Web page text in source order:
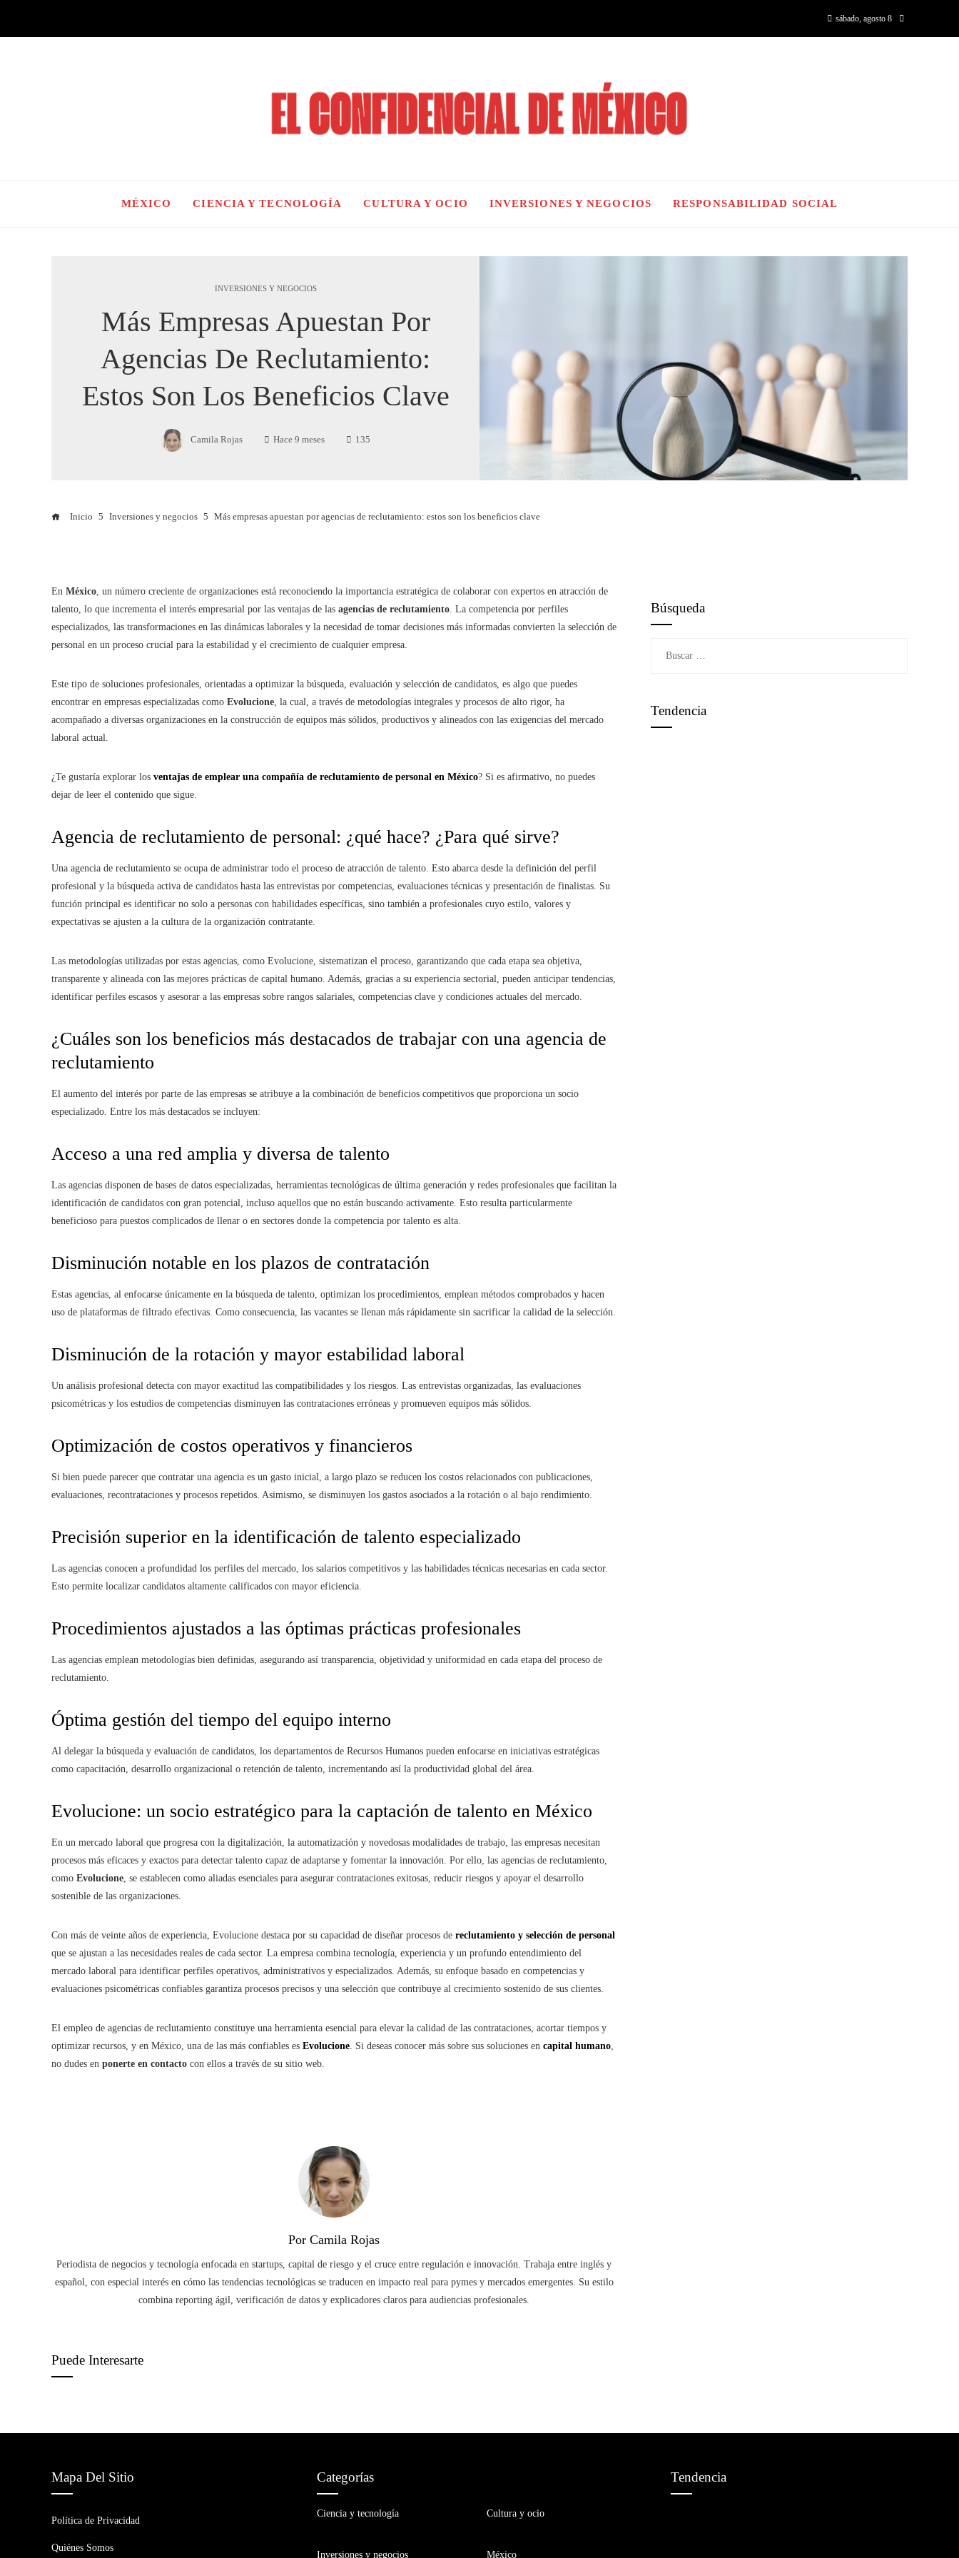
sábado, agosto 8
MÉXICO CIENCIA Y TECNOLOGÍA CULTURA Y OCIO INVERSIONES Y NEGOCIOS RESPONSABILIDAD SOCIAL
INVERSIONES Y NEGOCIOS
Más Empresas Apuestan Por
Agencias De Reclutamiento:
Estos Son Los Beneficios Clave
Camila Rojas Hace 9 meses 135
Inicio Inversiones y negocios Más empresas apuestan por agencias de reclutamiento: estos son los beneficios clave
En México, un número creciente de organizaciones está reconociendo la importancia estratégica de colaborar con expertos en atracción de
talento, lo que incrementa el interés empresarial por las ventajas de las agencias de reclutamiento. La competencia por perfiles
especializados, las transformaciones en las dinámicas laborales y la necesidad de tomar decisiones más informadas convierten la selección de
personal en un proceso crucial para la estabilidad y el crecimiento de cualquier empresa.
Este tipo de soluciones profesionales, orientadas a optimizar la búsqueda, evaluación y selección de candidatos, es algo que puedes
encontrar en empresas especializadas como Evolucione, la cual, a través de metodologías integrales y procesos de alto rigor, ha
acompañado a diversas organizaciones en la construcción de equipos más sólidos, productivos y alineados con las exigencias del mercado
laboral actual.
¿Te gustaría explorar los ventajas de emplear una compañía de reclutamiento de personal en México? Si es afirmativo, no puedes
dejar de leer el contenido que sigue.
Agencia de reclutamiento de personal: ¿qué hace? ¿Para qué sirve?
Una agencia de reclutamiento se ocupa de administrar todo el proceso de atracción de talento. Esto abarca desde la definición del perfil
profesional y la búsqueda activa de candidatos hasta las entrevistas por competencias, evaluaciones técnicas y presentación de finalistas. Su
función principal es identificar no solo a personas con habilidades específicas, sino también a profesionales cuyo estilo, valores y
expectativas se ajusten a la cultura de la organización contratante.
Las metodologías utilizadas por estas agencias, como Evolucione, sistematizan el proceso, garantizando que cada etapa sea objetiva,
transparente y alineada con las mejores prácticas de capital humano. Además, gracias a su experiencia sectorial, pueden anticipar tendencias,
identificar perfiles escasos y asesorar a las empresas sobre rangos salariales, competencias clave y condiciones actuales del mercado.
¿Cuáles son los beneficios más destacados de trabajar con una agencia de
reclutamiento
El aumento del interés por parte de las empresas se atribuye a la combinación de beneficios competitivos que proporciona un socio
especializado. Entre los más destacados se incluyen:
Acceso a una red amplia y diversa de talento
Las agencias disponen de bases de datos especializadas, herramientas tecnológicas de última generación y redes profesionales que facilitan la
identificación de candidatos con gran potencial, incluso aquellos que no están buscando activamente. Esto resulta particularmente
beneficioso para puestos complicados de llenar o en sectores donde la competencia por talento es alta.
Disminución notable en los plazos de contratación
Estas agencias, al enfocarse únicamente en la búsqueda de talento, optimizan los procedimientos, emplean métodos comprobados y hacen
uso de plataformas de filtrado efectivas. Como consecuencia, las vacantes se llenan más rápidamente sin sacrificar la calidad de la selección.
Disminución de la rotación y mayor estabilidad laboral
Un análisis profesional detecta con mayor exactitud las compatibilidades y los riesgos. Las entrevistas organizadas, las evaluaciones
psicométricas y los estudios de competencias disminuyen las contrataciones erróneas y promueven equipos más sólidos.
Optimización de costos operativos y financieros
Si bien puede parecer que contratar una agencia es un gasto inicial, a largo plazo se reducen los costos relacionados con publicaciones,
evaluaciones, recontrataciones y procesos repetidos. Asimismo, se disminuyen los gastos asociados a la rotación o al bajo rendimiento.
Precisión superior en la identificación de talento especializado
Las agencias conocen a profundidad los perfiles del mercado, los salarios competitivos y las habilidades técnicas necesarias en cada sector.
Esto permite localizar candidatos altamente calificados con mayor eficiencia.
Procedimientos ajustados a las óptimas prácticas profesionales
Las agencias emplean metodologías bien definidas, asegurando así transparencia, objetividad y uniformidad en cada etapa del proceso de
reclutamiento.
Óptima gestión del tiempo del equipo interno
Al delegar la búsqueda y evaluación de candidatos, los departamentos de Recursos Humanos pueden enfocarse en iniciativas estratégicas
como capacitación, desarrollo organizacional o retención de talento, incrementando así la productividad global del área.
Evolucione: un socio estratégico para la captación de talento en México
En un mercado laboral que progresa con la digitalización, la automatización y novedosas modalidades de trabajo, las empresas necesitan
procesos más eficaces y exactos para detectar talento capaz de adaptarse y fomentar la innovación. Por ello, las agencias de reclutamiento,
como Evolucione, se establecen como aliadas esenciales para asegurar contrataciones exitosas, reducir riesgos y apoyar el desarrollo
sostenible de las organizaciones.
Con más de veinte años de experiencia, Evolucione destaca por su capacidad de diseñar procesos de reclutamiento y selección de personal
que se ajustan a las necesidades reales de cada sector. La empresa combina tecnología, experiencia y un profundo entendimiento del
mercado laboral para identificar perfiles operativos, administrativos y especializados. Además, su enfoque basado en competencias y
evaluaciones psicométricas confiables garantiza procesos precisos y una selección que contribuye al crecimiento sostenido de sus clientes.
El empleo de agencias de reclutamiento constituye una herramienta esencial para elevar la calidad de las contrataciones, acortar tiempos y
optimizar recursos, y en México, una de las más confiables es Evolucione. Si deseas conocer más sobre sus soluciones en capital humano,
no dudes en ponerte en contacto con ellos a través de su sitio web.
Por Camila Rojas
Periodista de negocios y tecnología enfocada en startups, capital de riesgo y el cruce entre regulación e innovación. Trabaja entre inglés y
español, con especial interés en cómo las tendencias tecnológicas se traducen en impacto real para pymes y mercados emergentes. Su estilo
combina reporting ágil, verificación de datos y explicadores claros para audiencias profesionales.
Puede Interesarte
Búsqueda
Tendencia
Mapa Del Sitio
Política de Privacidad
Quiénes Somos
Categorías
Ciencia y tecnología Cultura y ocio
Inversiones y negocios México
Tendencia